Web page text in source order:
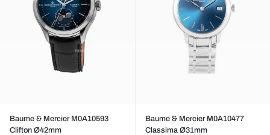
Baume & Mercier M0A10593
Clifton Ø42mm
Baume & Mercier M0A10477
Classima Ø31mm